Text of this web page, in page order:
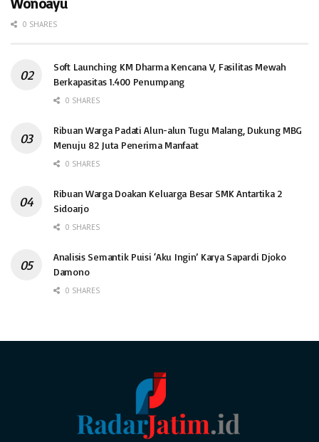
0 SHARES
Soft Launching KM Dharma Kencana V, Fasilitas Mewah
Berkapasitas 1.400 Penumpang
0 SHARES
Ribuan Warga Padati Alun-alun Tugu Malang, Dukung MBG
Menuju 82 Juta Penerima Manfaat
0 SHARES
Ribuan Warga Doakan Keluarga Besar SMK Antartika 2
Sidoarjo
0 SHARES
Analisis Semantik Puisi ‘Aku Ingin’ Karya Sapardi Djoko
Damono
0 SHARES